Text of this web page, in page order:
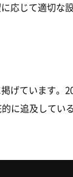
応じて適切な
げています。
に追及してい